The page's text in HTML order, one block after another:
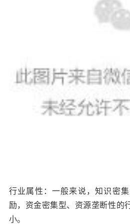
行业属性：一般来说，知识密
励，资金密集型、资源垄断性的
小。